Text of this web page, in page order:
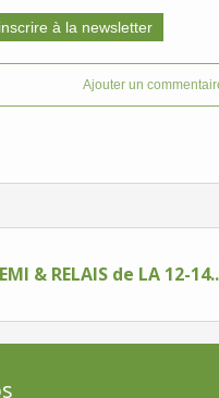
à la newsletter
Ajouter un
& RELAIS de LA 12-